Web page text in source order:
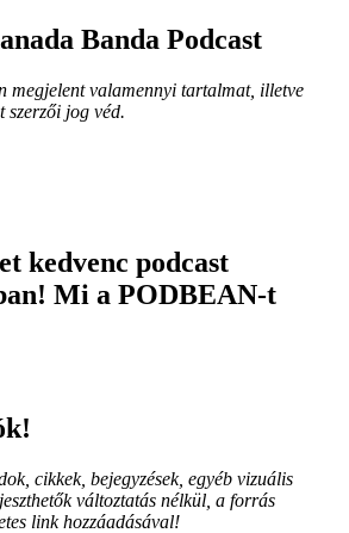
Banda Podcast
megjelent valamennyi tartalmat, illetve
szerzői jog véd.
kedvenc podcast
Mi a PODBEAN-t
cikkek, bejegyzések, egyéb vizuális
változtatás nélkül, a forrás
link hozzáadásával!